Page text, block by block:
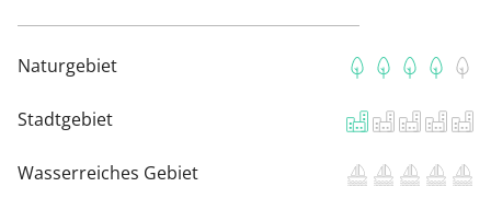
Naturgebiet
Stadtgebiet
Wasserreiches Gebiet